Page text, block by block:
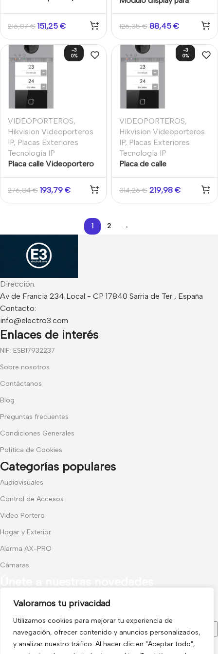
Valoramos tu privacidad
Utilizamos cookies para mejorar tu experiencia de
navegación, ofrecer contenido y anuncios personalizados,
y analizar nuestro tráfico. Al hacer clic en "Aceptar todo",
Superficie/Empotrado
Hikvision
216,07€ 151,25 €
modulares Hikvision
empotrado/superficie
126,35€ 88,45 €
-3
0%
VIDEOPORTEROS,
Hikvision Videoporteros
IP, Placas Exteriores
Tecnología IP
Placa calle Videoportero
(2 apartamentos) Tarjeta
MF Empotrado IK08
276,84€ 193,79 €
-3
0%
VIDEOPORTEROS,
Hikvision Videoporteros
IP, Placas Exteriores
Tecnología IP
Placa de calle
2MP 2 botones (2
apartamentos) Tarjeta MF
314,26€ 219,98 €
1 2 →
Dirección:
Av de Francia 234 Local - CP 17840 Sarria de Ter , España
Contacto:
info@electro3.com
Enlaces de interés
NIF: ESB17932237
Sobre nosotros
Contáctanos
Blog
Preguntas frecuentes
Condiciones Generales
Política de Cookies
Categorías populares
Audiovisuales
Control de Accesos
Video Portero
Hogar y Exterior
Alarma AX-PRO
Cámaras
Recibe las últimas novedades y promociones.